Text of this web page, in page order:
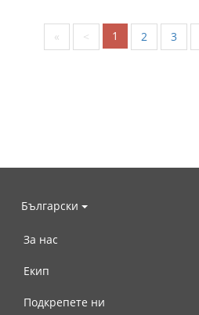
« < 1 2 3
Български
За нас
Екип
Подкрепете ни